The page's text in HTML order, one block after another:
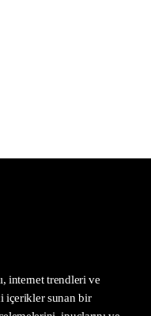
internet trendleri ve
içerikler sunan bir